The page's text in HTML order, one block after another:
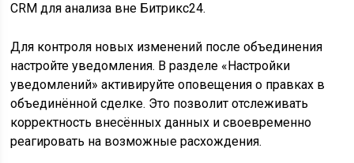
CRM для анализа вне Битрикс24.
Для контроля новых изменений после объединения
настройте уведомления. В разделе «Настройки
уведомлений» активируйте оповещения о правках в
объединённой сделке. Это позволит отслеживать
корректность внесённых данных и своевременно
реагировать на возможные расхождения.